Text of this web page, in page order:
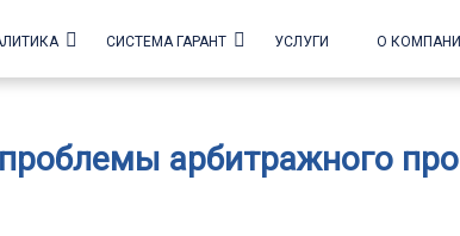
СИСТЕМА ГАРАНТ УСЛУГИ О
арбитражного